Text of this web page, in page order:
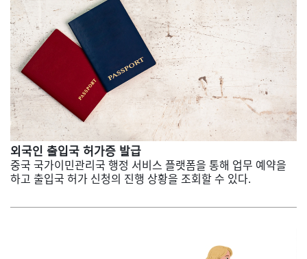
외국인 출입국 허가증 발급
중국 국가이민관리국 행정 서비스 플랫폼을 통해 업무 예약을
하고 출입국 허가 신청의 진행 상황을 조회할 수 있다.